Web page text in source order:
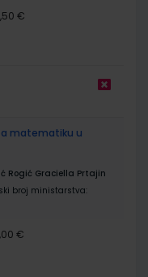
€
za matematiku u
Rogić Graciella Prtajin
broj ministarstva:
€